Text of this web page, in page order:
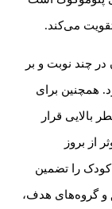
می‌کند.
و کودکان در چند نوبت و بر
همچنین برای
بالایی قرار
از بروز
را تضمین
و گروه‌های هدف،